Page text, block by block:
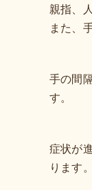
親指、
また、
手の間
す。
症状が
ります。